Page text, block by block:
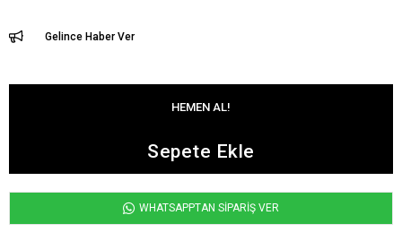
Gelince Haber Ver
WHATSAPPTAN SİPARİŞ VER